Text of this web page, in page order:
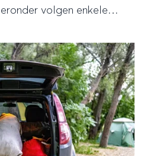
volgen enkele